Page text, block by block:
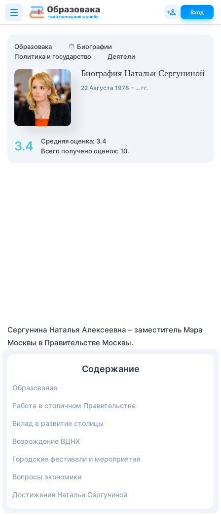
Образовака 🧑 Биографии
Политика и государство
Деятели
Биография Натальи Сергуниной
22 Августа 1978 – ... гг.
3.4
Средняя оценка: 3.4
Всего получено оценок: 10.
Сергунина Наталья Алексеевна – заместитель Мэра
Москвы в Правительстве Москвы.
Содержание
Образование
Работа в столичном Правительстве
Вклад в развитие столицы
Возрождение ВДНХ
Городские фестивали и мероприятия
Вопросы экономики
Достижения Натальи Сергуниной
Вход